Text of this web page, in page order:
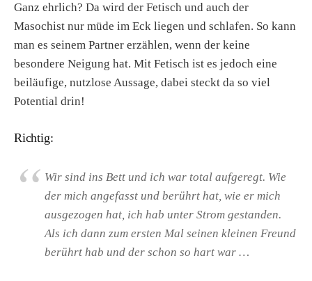
Ganz ehrlich? Da wird der Fetisch und auch der
Masochist nur müde im Eck liegen und schlafen. So kann
man es seinem Partner erzählen, wenn der keine
besondere Neigung hat. Mit Fetisch ist es jedoch eine
beiläufige, nutzlose Aussage, dabei steckt da so viel
Potential drin!
Richtig:
Wir sind ins Bett und ich war total aufgeregt. Wie
der mich angefasst und berührt hat, wie er mich
ausgezogen hat, ich hab unter Strom gestanden.
Als ich dann zum ersten Mal seinen kleinen Freund
berührt hab und der schon so hart war …